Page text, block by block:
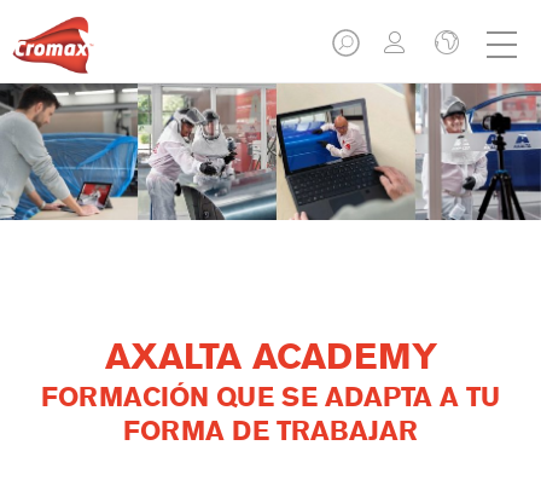
AXALTA ACADEMY
FORMACIÓN QUE SE ADAPTA A TU
FORMA DE TRABAJAR